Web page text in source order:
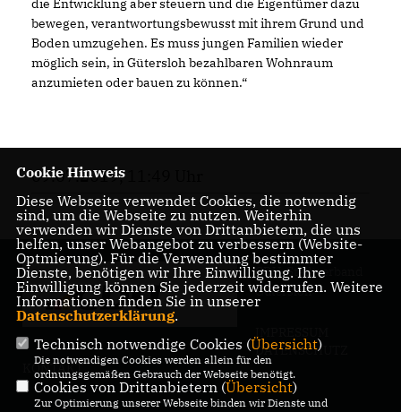
die Entwicklung aber steuern und die Eigentümer dazu
bewegen, verantwortungsbewusst mit ihrem Grund und
Boden umzugehen. Es muss jungen Familien wieder
möglich sein, in Gütersloh bezahlbaren Wohnraum
anzumieten oder bauen zu können.“
09.07.2019, 11:49 Uhr
CDU-Stadtverband
Gütersloh
DATENSCHUTZ
KONTAKT
Cookie Hinweis
Diese Webseite verwendet Cookies, die notwendig
sind, um die Webseite zu nutzen. Weiterhin
verwenden wir Dienste von Drittanbietern, die uns
helfen, unser Webangebot zu verbessern (Website-
Optmierung). Für die Verwendung bestimmter
Dienste, benötigen wir Ihre Einwilligung. Ihre
Einwilligung können Sie jederzeit widerrufen. Weitere
Informationen finden Sie in unserer
Datenschutzerklärung.
Technisch notwendige Cookies (Übersicht)
Die notwendigen Cookies werden allein für den
ordnungsgemäßen Gebrauch der Webseite benötigt.
Cookies von Drittanbietern (Übersicht)
Zur Optimierung unserer Webseite binden wir Dienste und